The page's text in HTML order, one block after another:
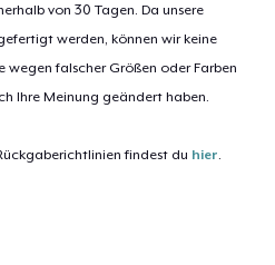
von 30 Tagen. Da unsere
werden, können wir keine
wegen falscher Größen oder Farben
Ihre Meinung geändert haben.
findest du hier